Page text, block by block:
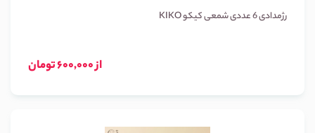
رژمدادی 6 عددی شمعی کیکو KIKO
از 600,000 تومان